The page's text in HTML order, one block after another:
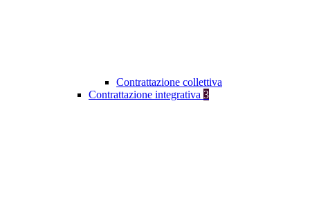
Contrattazione collettiva
Contrattazione integrativa 3